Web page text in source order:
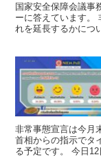
国家安全保障会議事
ーに答えています。
れを延長するかにつ
業再開の陳情書を
非常事態宣言は今月
首相からの指示でタ
る予定です。 今日